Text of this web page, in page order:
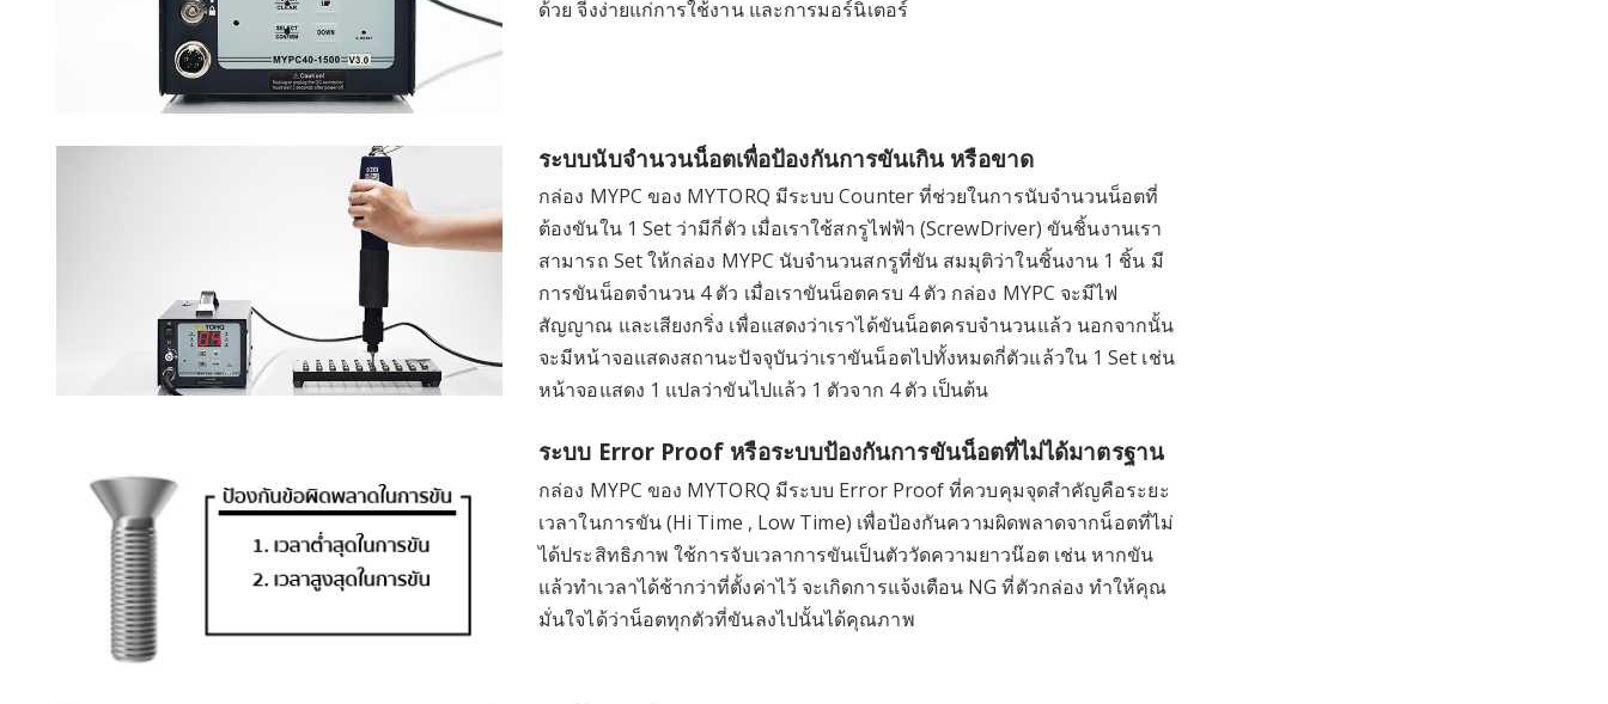
ด้วย จีงง่ายแก่การใช้งาน และการมอร์นิเตอร์
ระบบนับจำนวนน็อตเพื่อป้องกันการขันเกิน หรือขาด
กล่อง MYPC ของ MYTORQ มีระบบ Counter ที่ช่วยในการนับจำนวนน็อตที่
ต้องขันใน 1 Set ว่ามีกี่ตัว เมื่อเราใช้สกรูไฟฟ้า (ScrewDriver) ขันชิ้นงานเรา
สามารถ Set ให้กล่อง MYPC นับจำนวนสกรูที่ขัน สมมุติว่าในชิ้นงาน 1 ชิ้น มี
การขันน็อตจำนวน 4 ตัว เมื่อเราขันน็อตครบ 4 ตัว กล่อง MYPC จะมีไฟ
สัญญาณ และเสียงกริ่ง เพื่อแสดงว่าเราได้ขันน็อตครบจำนวนแล้ว นอกจากนั้น
จะมีหน้าจอแสดงสถานะปัจจุบันว่าเราขันน็อตไปทั้งหมดกี่ตัวแล้วใน 1 Set เช่น
หน้าจอแสดง 1 แปลว่าขันไปแล้ว 1 ตัวจาก 4 ตัว เป็นต้น
ระบบ Error Proof หรือระบบป้องกันการขันน็อตที่ไม่ได้มาตรฐาน
กล่อง MYPC ของ MYTORQ มีระบบ Error Proof ที่ควบคุมจุดสำคัญคือระยะ
เวลาในการขัน (Hi Time , Low Time) เพื่อป้องกันความผิดพลาดจากน็อตที่ไม่
ได้ประสิทธิภาพ ใช้การจับเวลาการขันเป็นตัววัดความยาวน๊อต เช่น หากขัน
แล้วทำเวลาได้ช้ากว่าที่ตั้งค่าไว้ จะเกิดการแจ้งเตือน NG ที่ตัวกล่อง ทำให้คุณ
มั่นใจได้ว่าน็อตทุกตัวที่ขันลงไปนั้นได้คุณภาพ